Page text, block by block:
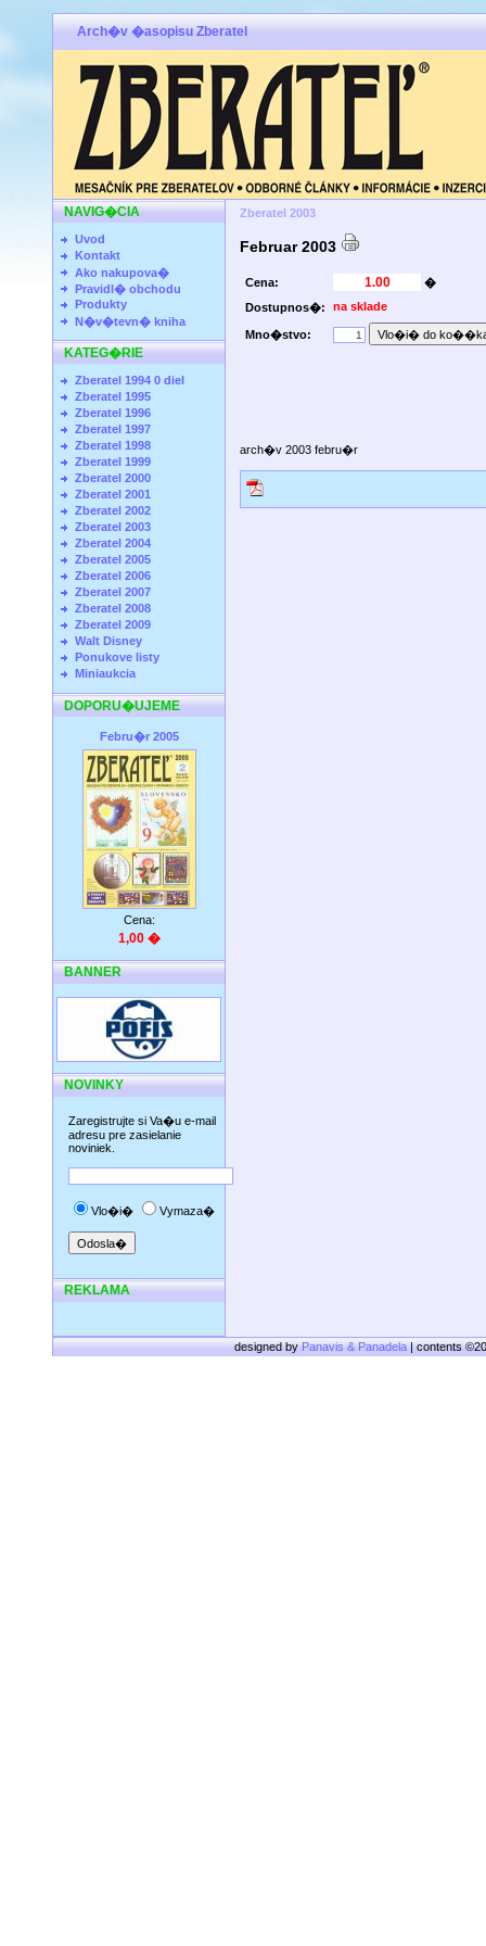
Arch�v �asopisu Zberatel
NAVIG�CIA
Uvod
Kontakt
Ako nakupova�
Pravidl� obchodu
Produkty
N�v�tevn� kniha
KATEG�RIE
Zberatel 1994 0 diel
Zberatel 1995
Zberatel 1996
Zberatel 1997
Zberatel 1998
Zberatel 1999
Zberatel 2000
Zberatel 2001
Zberatel 2002
Zberatel 2003
Zberatel 2004
Zberatel 2005
Zberatel 2006
Zberatel 2007
Zberatel 2008
Zberatel 2009
Walt Disney
Ponukove listy
Miniaukcia
DOPORU�UJEME
Febru�r 2005
Cena:
1,00 �
BANNER
NOVINKY
Zaregistrujte si Va�u e-mail
adresu pre zasielanie
noviniek.
Vlo�i� Vymaza�
REKLAMA
Zberatel 2003
Februar 2003
Cena:
�
Dostupnos�:
na sklade
Mno�stvo:
arch�v 2003 febru�r
designed byPanavis & Panadela| contents